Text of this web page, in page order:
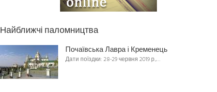
Найближчі паломництва
Почаївська Лавра і Кременець
Дати поїздки: 28-29 червня 2019 р.,…